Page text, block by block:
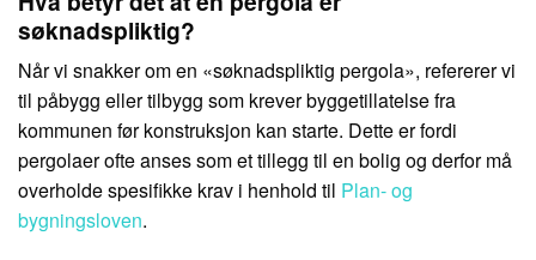
søknadspliktig?
Når vi snakker om en «søknadspliktig pergola», refererer vi
til påbygg eller tilbygg som krever byggetillatelse fra
kommunen før konstruksjon kan starte. Dette er fordi
pergolaer ofte anses som et tillegg til en bolig og derfor må
overholde spesifikke krav i henhold til Plan- og
bygningsloven.